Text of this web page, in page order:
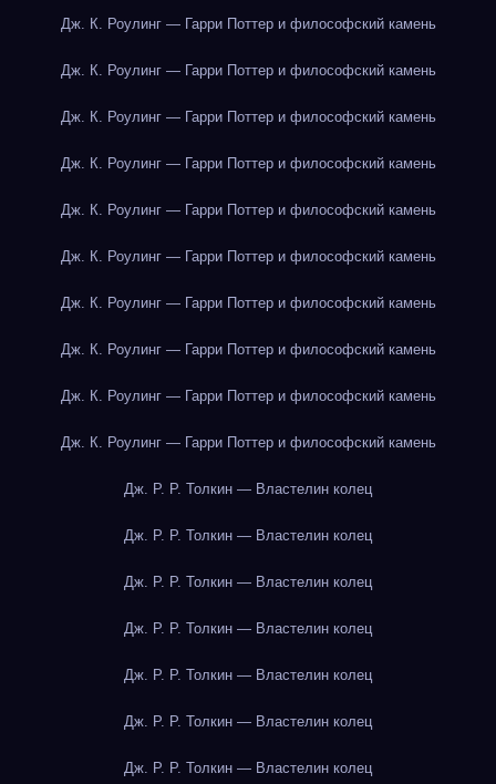
Дж. К. Роулинг — Гарри Поттер и философский камень
Дж. К. Роулинг — Гарри Поттер и философский камень
Дж. К. Роулинг — Гарри Поттер и философский камень
Дж. К. Роулинг — Гарри Поттер и философский камень
Дж. К. Роулинг — Гарри Поттер и философский камень
Дж. К. Роулинг — Гарри Поттер и философский камень
Дж. К. Роулинг — Гарри Поттер и философский камень
Дж. К. Роулинг — Гарри Поттер и философский камень
Дж. К. Роулинг — Гарри Поттер и философский камень
Дж. К. Роулинг — Гарри Поттер и философский камень
Дж. Р. Р. Толкин — Властелин колец
Дж. Р. Р. Толкин — Властелин колец
Дж. Р. Р. Толкин — Властелин колец
Дж. Р. Р. Толкин — Властелин колец
Дж. Р. Р. Толкин — Властелин колец
Дж. Р. Р. Толкин — Властелин колец
Дж. Р. Р. Толкин — Властелин колец